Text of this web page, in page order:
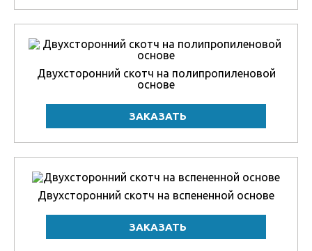
Двухсторонний скотч на полипропиленовой
основе
Двухсторонний скотч на вспененной основе